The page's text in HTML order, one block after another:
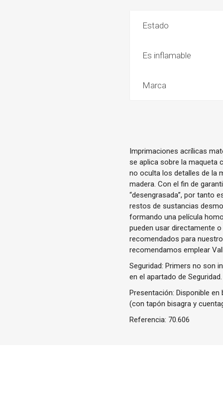
Estado
Es inflamable
Marca
Imprimaciones acrílicas
se aplica sobre la maqueta
no oculta los detalles de la
madera. Con el fin de
“desengrasada”, por tanto
restos de sustancias
formando una película
pueden usar directamente
recomendados para
recomendamos emplear
Seguridad: Primers no son
en el apartado de Seguridad.
Presentación: Disponible
(con tapón bisagra y
Referencia: 70.606